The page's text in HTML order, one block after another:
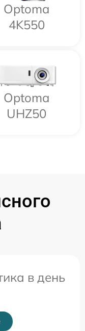
Optoma
4K550
Optoma
UHZ50
в день